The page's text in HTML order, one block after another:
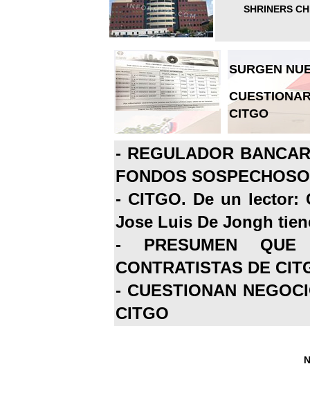
SHRINERS
SURGEN
CITGO
- REGULADOR
FONDOS
- CITGO. De un lector:
Jose Luis De Jongh
- PRESUMEN
CONTRATISTAS DE
- CUESTIONAN
CITGO